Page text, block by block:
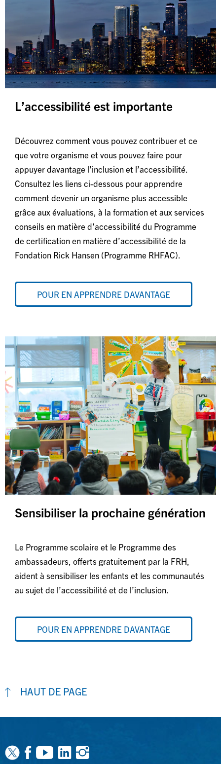
L’accessibilité est importante
Découvrez comment vous pouvez contribuer et ce
que votre organisme et vous pouvez faire pour
appuyer davantage l’inclusion et l’accessibilité.
Consultez les liens ci-dessous pour apprendre
comment devenir un organisme plus accessible
grâce aux évaluations, à la formation et aux services
conseils en matière d’accessibilité du Programme
de certification en matière d’accessibilité de la
Fondation Rick Hansen (Programme RHFAC).
POUR EN APPRENDRE DAVANTAGE
Image
Sensibiliser la prochaine génération
Le Programme scolaire et le Programme des
ambassadeurs, offerts gratuitement par la FRH,
aident à sensibiliser les enfants et les communautés
au sujet de l’accessibilité et de l’inclusion.
POUR EN APPRENDRE DAVANTAGE
HAUT DE PAGE
Facebook
Youtube
Linkedin
Instagram